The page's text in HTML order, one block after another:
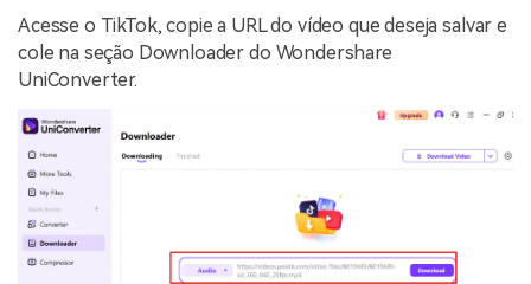
Acesse o TikTok, copie a URL do vídeo que deseja salvar e
cole na seção Downloader do Wondershare
UniConverter.